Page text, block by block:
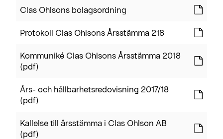
Clas Ohlsons bolagsordning
Protokoll Clas Ohlsons Årsstämma 218
Kommuniké Clas Ohlsons Årsstämma 2018
(pdf)
Års- och hållbarhetsredovisning 2017/18
(pdf)
Kallelse till årsstämma i Clas Ohlson AB
(pdf)